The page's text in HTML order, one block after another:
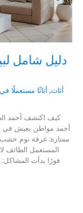
دليل شامل
أثاث, أثاثًا مستعملًا
كيف اكتشف أحمد
أحمد مواطن يعيش في
ممتازة: غرفة نوم
المستعمل الطائف
فورًا بدأت